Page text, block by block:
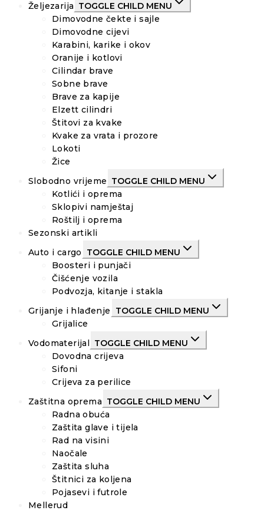
Željezarija TOGGLE CHILD MENU
Dimovodne čekte i sajle
Dimovodne cijevi
Karabini, karike i okov
Oranije i kotlovi
Cilindar brave
Sobne brave
Brave za kapije
Elzett cilindri
Štitovi za kvake
Kvake za vrata i prozore
Lokoti
Žice
Slobodno vrijeme TOGGLE CHILD MENU
Kotlići i oprema
Sklopivi namještaj
Roštilj i oprema
Sezonski artikli
Auto i cargo
TOGGLE CHILD MENU
Boosteri i punjači
Čišćenje vozila
Podvozja, kitanje i stakla
Grijanje i hlađenje
TOGGLE CHILD MENU
Grijalice
Vodomaterijal
TOGGLE CHILD MENU
Dovodna crijeva
Sifoni
Crijeva za perilice
Zaštitna oprema TOGGLE CHILD MENU
Radna obuća
Zaštita glave i tijela
Rad na visini
Naočale
Zaštita sluha
Štitnici za koljena
Pojasevi i futrole
Mellerud